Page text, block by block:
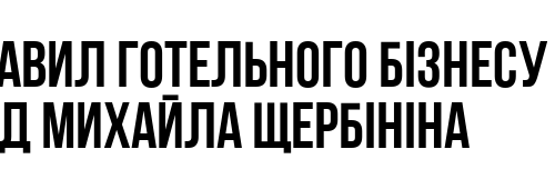
готельного бізнесу
Михайла Щербініна